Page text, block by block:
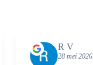
R V
28 mei 2026